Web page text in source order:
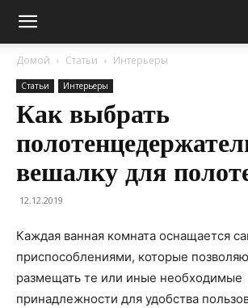
Домой Статьи Интерьеры
Статьи Интерьеры
Как выбрать
вешалку для
12.12.2019
Каждая ванная комната оснащается
приспособлениями, которые
размещать те или иные необходимые
принадлежности для удобства